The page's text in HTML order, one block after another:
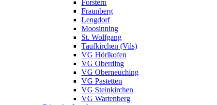
Forstern
Fraunberg
Lengdorf
Moosinning
St. Wolfgang
Taufkirchen (Vils)
VG Hörlkofen
VG Oberding
VG Oberneuching
VG Pastetten
VG Steinkirchen
VG Wartenberg